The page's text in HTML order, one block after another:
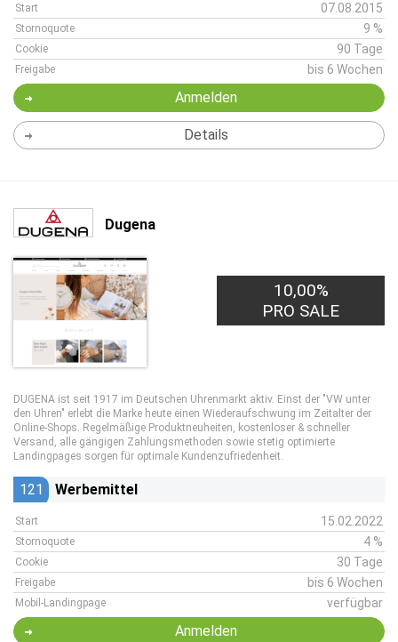
Start 07.08.2015
Stornoquote 9 %
Cookie 90 Tage
Freigabe bis 6 Wochen
Anmelden
Details
Dugena
10,00%
PRO SALE
DUGENA ist seit 1917 im Deutschen Uhrenmarkt aktiv. Einst der "VW unter
den Uhren" erlebt die Marke heute einen Wiederaufschwung im Zeitalter der
Online-Shops. Regelmäßige Produktneuheiten, kostenloser & schneller
Versand, alle gängigen Zahlungsmethoden sowie stetig optimierte
Landingpages sorgen für optimale Kundenzufriedenheit.
121 Werbemittel
Start 15.02.2022
Stornoquote 4 %
Cookie 30 Tage
Freigabe bis 6 Wochen
Mobil-Landingpage verfügbar
Anmelden